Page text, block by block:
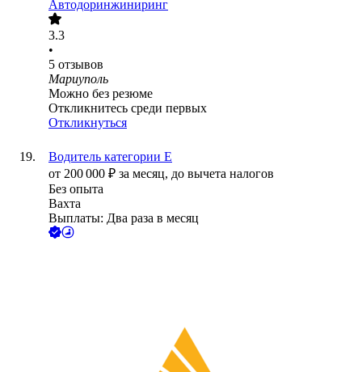
Автодоринжиниринг
3.3
•
5 отзывов
Мариуполь
Можно без резюме
Откликнитесь среди первых
Откликнуться
Водитель категории Е
от 200 000 ₽ за месяц, до вычета налогов
Без опыта
Вахта
Выплаты: Два раза в месяц